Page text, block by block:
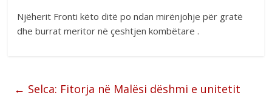
Njëherit Fronti këto ditë po ndan mirënjohje për gratë
dhe burrat meritor në çeshtjen kombëtare .
← Selca: Fitorja në Malësi dëshmi e unitetit